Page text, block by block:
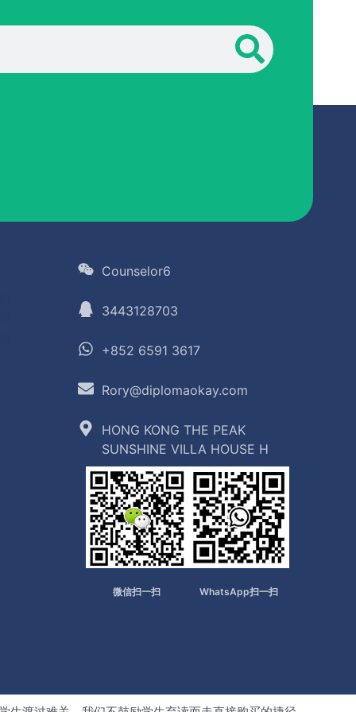
Counselor6
3443128703
+852 6591 3617
Rory@diplomaokay.com
HONG KONG THE PEAK
SUNSHINE VILLA HOUSE H
微信扫一扫 WhatsApp扫一扫